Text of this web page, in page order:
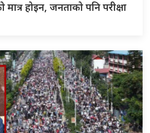
मात्र होइन, जनताको पनि परीक्षा